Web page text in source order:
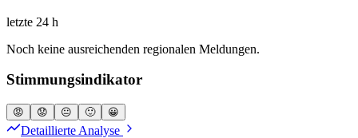
letzte 24 h
Noch keine ausreichenden regionalen Meldungen.
Stimmungsindikator
😡 😟 😐 🙂 😀
Detaillierte Analyse